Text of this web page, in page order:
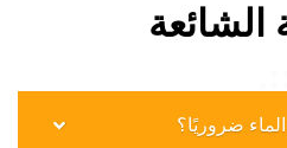
الشائعة
ضروريًا؟